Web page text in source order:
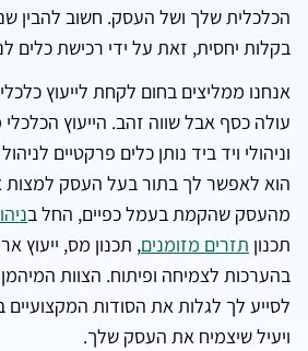
הכלכלית שלך ושל העסק. חשוב להבין
בקלות יחסית, זאת על ידי רכישת כלים
אנחנו ממליצים בחום לקחת לייעוץ
עולה כסף אבל שווה זהב. הייעוץ
וניהולי ויד ביד נותן כלים פרקטיים
הוא לאפשר לך בתור בעל העסק למצות
מהעסק שהקמת בעמל כפיים, החל ב
תכנון תזרים מזומנים, תכנון מס, ייעוץ
בהערכות לצמיחה ופיתוח. הצוות
לסייע לך לגלות את הסודות המקצועיים
ויעיל שיצמיח את העסק שלך.